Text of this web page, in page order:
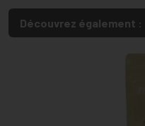
Découvrez également :